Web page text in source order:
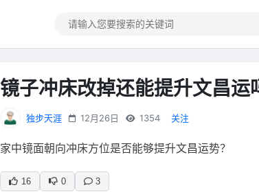
镜子冲床改掉还能提升文昌运
独步天涯 12月26日 1354 关注
家中镜面朝向冲床方位是否能够提升文昌运势？
16 0 3